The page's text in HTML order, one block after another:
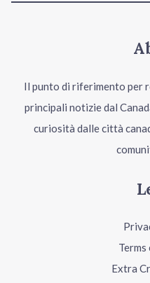
Il punto di riferimento per
principali notizie dal
curiosità dalle città
Extra